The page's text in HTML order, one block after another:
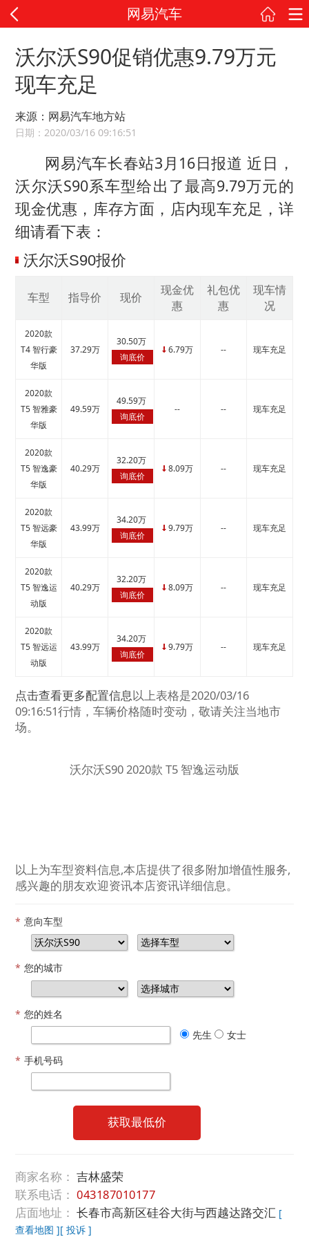
网易汽车
沃尔沃S90促销优惠9.79万元
现车充足
来源：网易汽车地方站
日期：2020/03/16 09:16:51
网易汽车长春站3月16日报道 近日，
沃尔沃S90系车型给出了最高9.79万元的
现金优惠，库存方面，店内现车充足，详
细请看下表：
沃尔沃S90报价
车型 指导价 现价
现金优
惠
礼包优
惠
现车情
况
2020款
T4 智行豪
华版
37.29万
30.50万
询底价
↓ 6.79万 -- 现车充足
2020款
T5 智雅豪
华版
49.59万
49.59万
询底价
-- -- 现车充足
2020款
T5 智逸豪
华版
40.29万
32.20万
询底价
↓ 8.09万 -- 现车充足
2020款
T5 智远豪
华版
43.99万
34.20万
询底价
↓ 9.79万 -- 现车充足
2020款
T5 智逸运
动版
40.29万
32.20万
询底价
↓ 8.09万 -- 现车充足
2020款
T5 智远运
动版
43.99万
34.20万
询底价
↓ 9.79万 -- 现车充足
点击查看更多配置信息以上表格是2020/03/16
09:16:51行情，车辆价格随时变动，敬请关注当地市
场。
沃尔沃S90 2020款 T5 智逸运动版
以上为车型资料信息,本店提供了很多附加增值性服务,
感兴趣的朋友欢迎资讯本店资讯详细信息。
* 意向车型
* 您的城市
* 您的姓名
先生
女士
* 手机号码
获取最低价
商家名称： 吉林盛荣
联系电话： 043187010177
店面地址： 长春市高新区硅谷大街与西越达路交汇 [
查看地图 ][ 投诉 ]